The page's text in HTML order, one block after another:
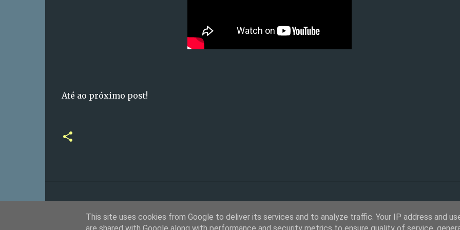
Até ao próximo post!
This site uses cookies from Google to deliver its services and to analyze traffic. Your IP address and